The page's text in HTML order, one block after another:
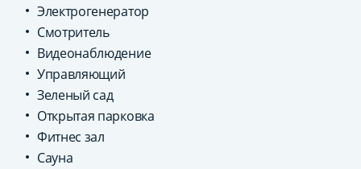
Электрогенератор
Смотритель
Видеонаблюдение
Управляющий
Зеленый сад
Открытая парковка
Фитнес зал
Сауна